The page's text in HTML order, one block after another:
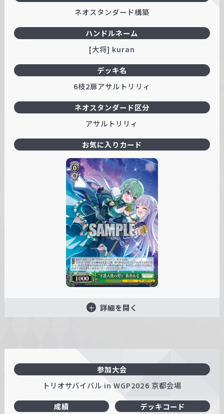
ハンドルネーム
[大将] kuran
デッキ名
6枝2扉アサルトリリィ
ネオスタンダード構築
ネオスタンダード区分
アサルトリリィ
お気に入りカード
詳細を開く
参加大会
トリオサバイバル in WGP2026 京都会場
成績 デッキコード